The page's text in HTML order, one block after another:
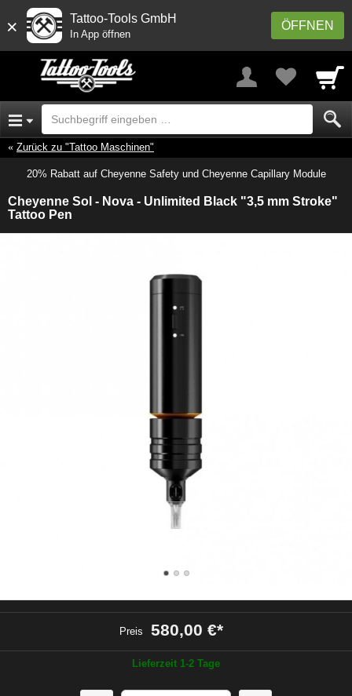
× ÖFFNEN
Tattoo-Tools GmbH
In App öffnen
Zurück zu "Tattoo Maschinen"
20% Rabatt auf Cheyenne Safety und Cheyenne Capillary Module
Cheyenne Sol - Nova - Unlimited Black "3,5 mm Stroke"
Tattoo Pen
Preis 580,00 €*
Lieferzeit 1-2 Tage